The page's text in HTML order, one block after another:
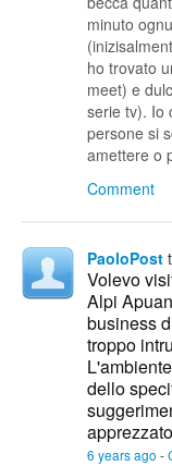
minuto
ho trovato
meet) e
serie tv). Io
persone si
amettere o
Comment
PaoloPost
Volevo
Alpi
business
troppo
dello
apprezzato
6 years ago -